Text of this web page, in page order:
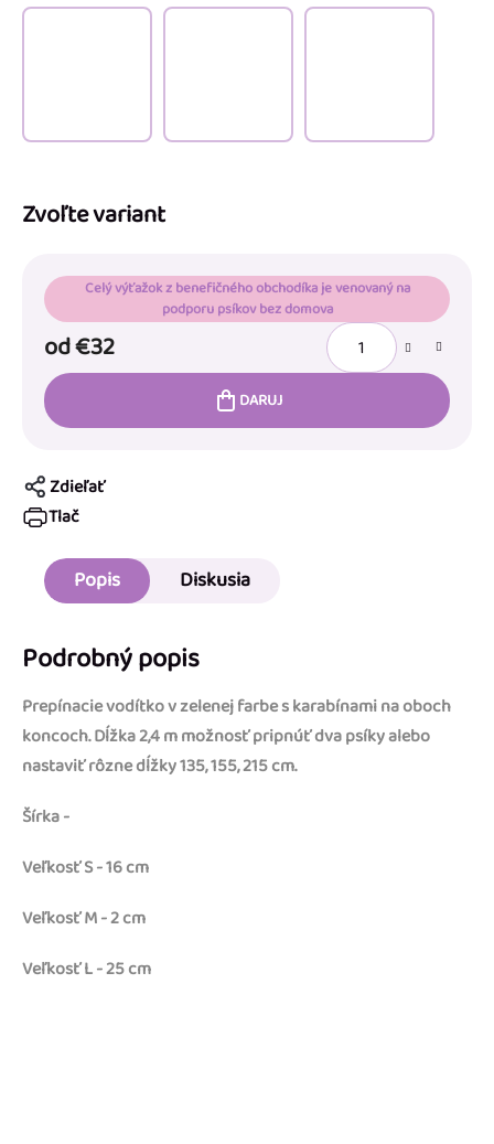
Zvoľte variant
Tlač
Zdieľať
Celý výťažok z benefičného obchodíka je venovaný na
podporu psíkov bez domova
od€32
DARUJ
Popis Diskusia
Podrobný popis
Prepínacie vodítko v zelenej farbe s karabínami na oboch
koncoch. Dĺžka 2,4 m možnosť pripnúť dva psíky alebo
nastaviť rôzne dĺžky 135, 155, 215 cm.
Šírka -
Veľkosť S - 16 cm
Veľkosť M - 2 cm
Veľkosť L - 25 cm